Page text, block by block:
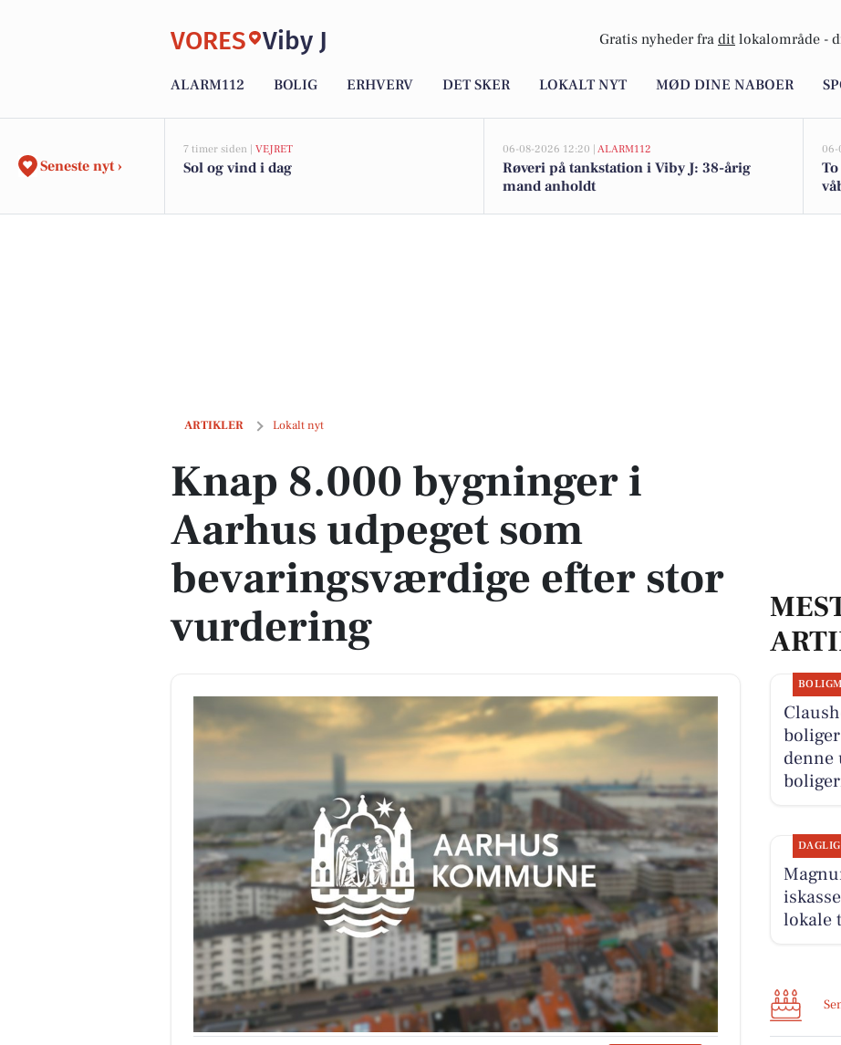
VORES Viby J Gratis nyheder fra dit lokalområde -
ALARM112 BOLIG ERHVERV DET SKER LOKALT NYT MØD DINE NABOER
Seneste nyt ›
7 timer siden | VEJRET
Sol og vind i dag
06-08-2026 12:20 | ALARM112
Røveri på tankstation i Viby J: 38-årig
mand anholdt
06-
ARTIKLER Lokalt nyt
Knap 8.000 bygninger i Aarhus udpeget som bevaringsværdige efter stor vurdering
Knap 8.000 bygninger i
Aarhus udpeget som
bevaringsværdige efter stor
vurdering
denne
lokale